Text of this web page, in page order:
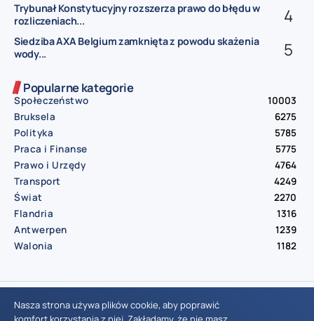
Trybunał Konstytucyjny rozszerza prawo do błędu w
rozliczeniach...
Siedziba AXA Belgium zamknięta z powodu skażenia
wody...
Popularne kategorie
Społeczeństwo
10003
Bruksela
6275
Polityka
5785
Praca i Finanse
5775
Prawo i Urzędy
4764
Transport
4249
Świat
2270
Flandria
1316
Antwerpen
1239
Walonia
1182
© Aktualnosci.be – All Right Reserved 2016-2026
Nasza strona używa plików cookie, aby poprawić